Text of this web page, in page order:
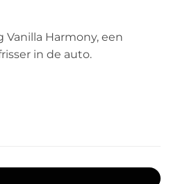
Vanilla Harmony, een
in de auto.